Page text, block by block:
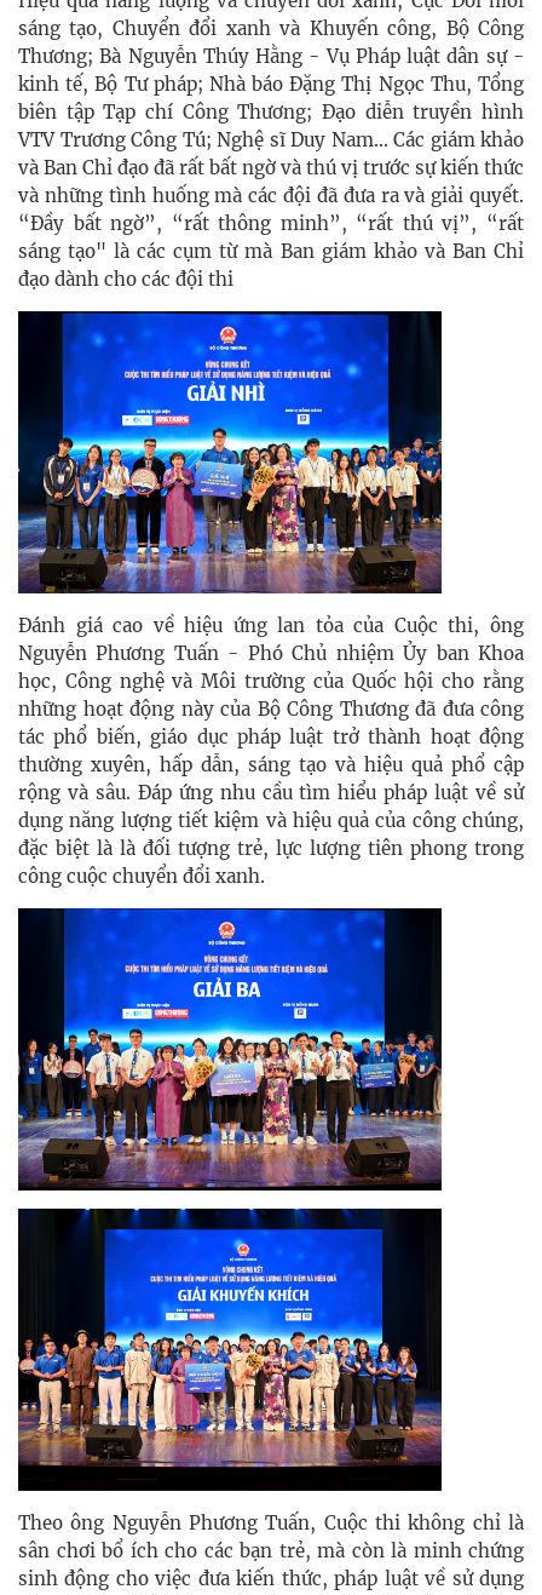
sáng tạo, Chuyển đổi xanh và Khuyến công, Bộ Công
Thương; Bà Nguyễn Thúy Hằng - Vụ Pháp luật dân sự -
kinh tế, Bộ Tư pháp; Nhà báo Đặng Thị Ngọc Thu, Tổng
biên tập Tạp chí Công Thương; Đạo diễn truyền hình
VTV Trương Công Tú; Nghệ sĩ Duy Nam... Các giám khảo
và Ban Chỉ đạo đã rất bất ngờ và thú vị trước sự kiến thức
và những tình huống mà các đội đã đưa ra và giải quyết.
“Đầy bất ngờ”, “rất thông minh”, “rất thú vị”, “rất
sáng tạo" là các cụm từ mà Ban giám khảo và Ban Chỉ
đạo dành cho các đội thi
Đánh giá cao về hiệu ứng lan tỏa của Cuộc thi, ông
Nguyễn Phương Tuấn - Phó Chủ nhiệm Ủy ban Khoa
học, Công nghệ và Môi trường của Quốc hội cho rằng
những hoạt động này của Bộ Công Thương đã đưa công
tác phổ biến, giáo dục pháp luật trở thành hoạt động
thường xuyên, hấp dẫn, sáng tạo và hiệu quả phổ cập
rộng và sâu. Đáp ứng nhu cầu tìm hiểu pháp luật về sử
dụng năng lượng tiết kiệm và hiệu quả của công chúng,
đặc biệt là là đối tượng trẻ, lực lượng tiên phong trong
công cuộc chuyển đổi xanh.
Theo ông Nguyễn Phương Tuấn, Cuộc thi không chỉ là
sân chơi bổ ích cho các bạn trẻ, mà còn là minh chứng
sinh động cho việc đưa kiến thức, pháp luật về sử dụng